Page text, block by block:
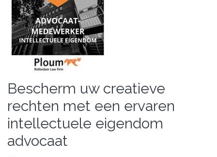
Bescherm uw creatieve
rechten met een ervaren
intellectuele eigendom
advocaat